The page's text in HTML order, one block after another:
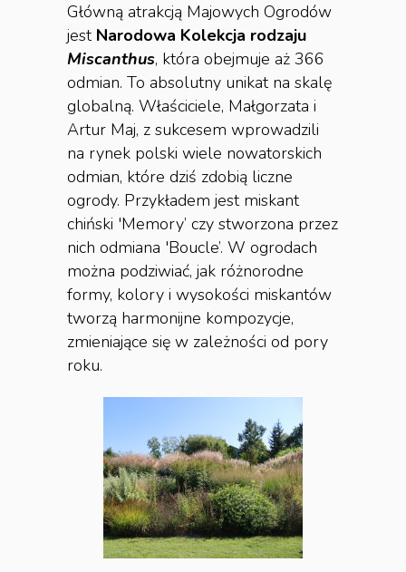
Główną atrakcją Majowych Ogrodów
jest Narodowa Kolekcja rodzaju
Miscanthus, która obejmuje aż 366
odmian. To absolutny unikat na skalę
globalną. Właściciele, Małgorzata i
Artur Maj, z sukcesem wprowadzili
na rynek polski wiele nowatorskich
odmian, które dziś zdobią liczne
ogrody. Przykładem jest miskant
chiński 'Memory’ czy stworzona przez
nich odmiana 'Boucle’. W ogrodach
można podziwiać, jak różnorodne
formy, kolory i wysokości miskantów
tworzą harmonijne kompozycje,
zmieniające się w zależności od pory
roku.